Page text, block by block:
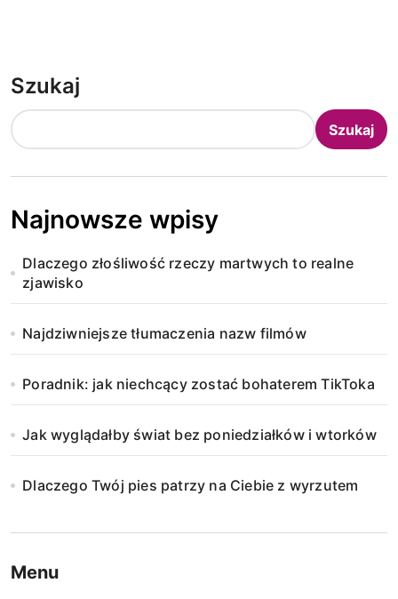
Szukaj
Szukaj
Najnowsze wpisy
Dlaczego złośliwość rzeczy martwych to realne
zjawisko
Najdziwniejsze tłumaczenia nazw filmów
Poradnik: jak niechcący zostać bohaterem TikToka
Jak wyglądałby świat bez poniedziałków i wtorków
Dlaczego Twój pies patrzy na Ciebie z wyrzutem
Menu